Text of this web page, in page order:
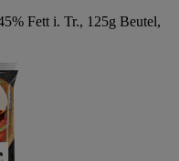
Fett i. Tr., 125g Beutel,